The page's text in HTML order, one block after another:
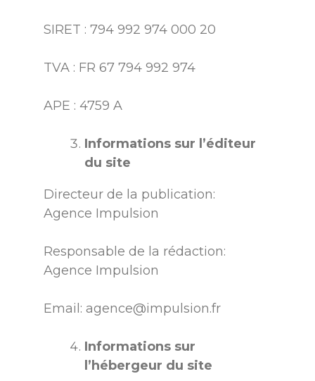
SIRET : 794 992 974 000 20
TVA : FR 67 794 992 974
APE : 4759 A
Informations sur l’éditeur
du site
Directeur de la publication:
Agence Impulsion
Responsable de la rédaction:
Agence Impulsion
Email: agence@impulsion.fr
Informations sur
l’hébergeur du site